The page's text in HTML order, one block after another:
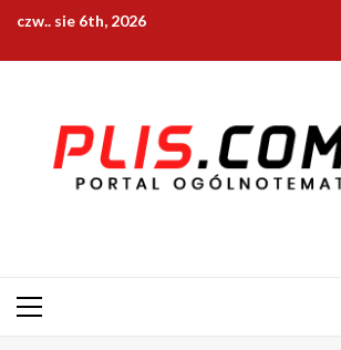
content
czw.. sie 6th, 2026
Primary